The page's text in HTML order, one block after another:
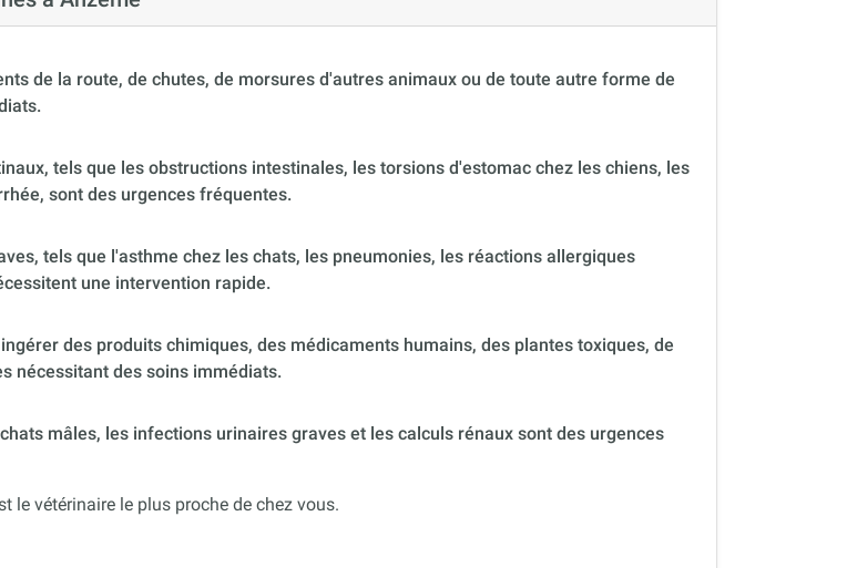
de la route, de chutes, de morsures d'autres animaux ou de toute autre forme de
tels que les obstructions intestinales, les torsions d'estomac chez les chiens, les
sont des urgences fréquentes.
tels que l'asthme chez les chats, les pneumonies, les réactions allergiques
une intervention rapide.
des produits chimiques, des médicaments humains, des plantes toxiques, de
nécessitant des soins immédiats.
mâles, les infections urinaires graves et les calculs rénaux sont des urgences
le vétérinaire le plus proche de chez vous.